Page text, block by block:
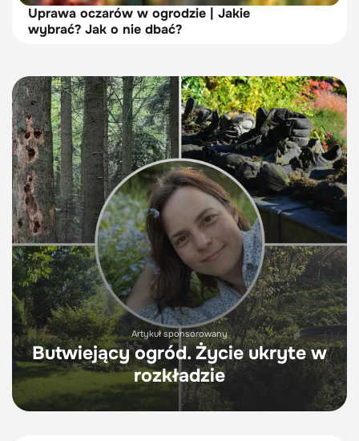
Uprawa oczarów w ogrodzie | Jakie
wybrać? Jak o nie dbać?
Artykuł sponsorowany
Butwiejący ogród. Życie ukryte w
rozkładzie